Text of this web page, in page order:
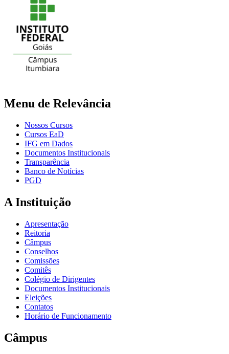
Menu de Relevância
Nossos Cursos
Cursos EaD
IFG em Dados
Documentos Institucionais
Transparência
Banco de Notícias
PGD
A Instituição
Apresentação
Reitoria
Câmpus
Conselhos
Comissões
Comitês
Colégio de Dirigentes
Documentos Institucionais
Eleições
Contatos
Horário de Funcionamento
Câmpus